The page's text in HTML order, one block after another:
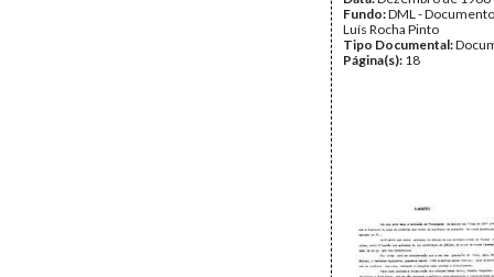
Fundo:DML -
Luís Rocha Pinto
Tipo Documental:
Página(s): 18